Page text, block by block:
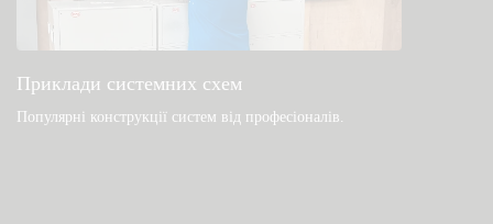
Приклади системних схем
Популярні конструкції систем від професіоналів.